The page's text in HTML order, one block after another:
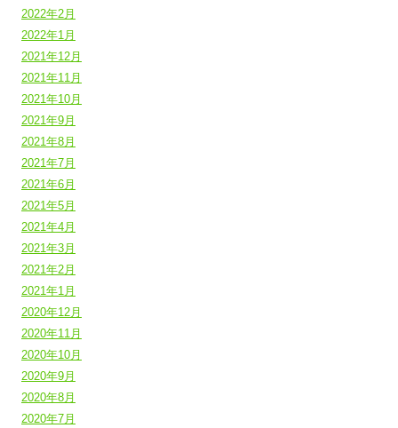
2022年2月
2022年1月
2021年12月
2021年11月
2021年10月
2021年9月
2021年8月
2021年7月
2021年6月
2021年5月
2021年4月
2021年3月
2021年2月
2021年1月
2020年12月
2020年11月
2020年10月
2020年9月
2020年8月
2020年7月